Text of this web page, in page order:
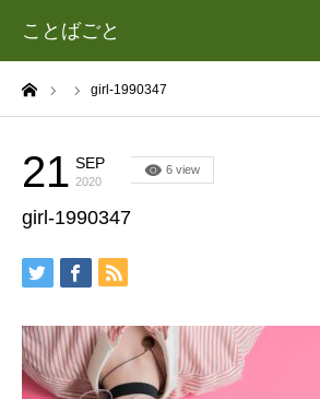
ことばごと
girl-1990347
21 SEP
2020
6 view
girl-1990347
ホーム
カテゴリー
遊場志善（あそば よしゆき）について